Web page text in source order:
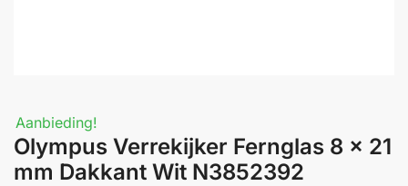
Aanbieding!
Olympus Verrekijker Fernglas 8 x 21
mm Dakkant Wit N3852392